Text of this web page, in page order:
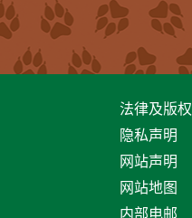
法律及版权
隐私声明
网站声明
网站地图
内部电邮